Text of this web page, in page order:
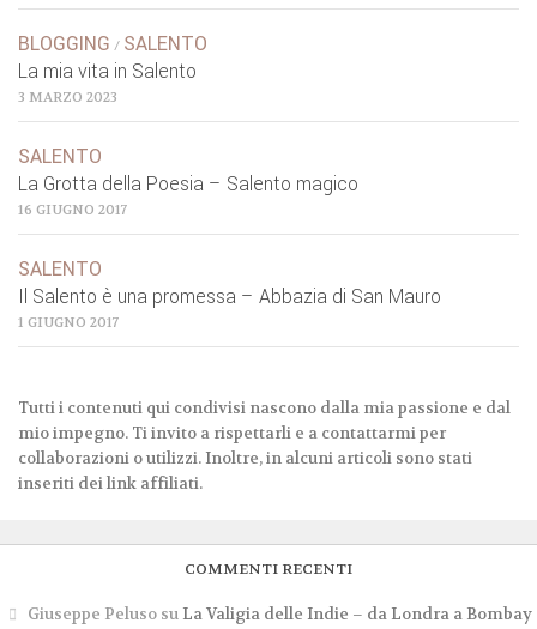
BLOGGING / SALENTO
La mia vita in Salento
3 MARZO 2023
SALENTO
La Grotta della Poesia – Salento magico
16 GIUGNO 2017
SALENTO
Il Salento è una promessa – Abbazia di San Mauro
1 GIUGNO 2017
Tutti i contenuti qui condivisi nascono dalla mia passione e dal
mio impegno. Ti invito a rispettarli e a contattarmi per
collaborazioni o utilizzi. Inoltre, in alcuni articoli sono stati
inseriti dei link affiliati.
COMMENTI RECENTI
Giuseppe Pelusosu La Valigia delle Indie – da Londra a Bombay